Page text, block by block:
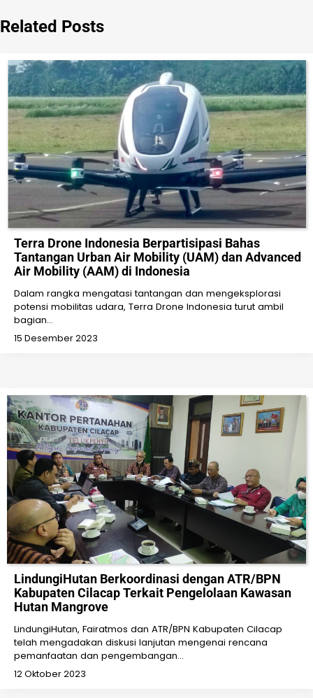
Related Posts
Terra Drone Indonesia Berpartisipasi Bahas
Tantangan Urban Air Mobility (UAM) dan Advanced
Air Mobility (AAM) di Indonesia
Dalam rangka mengatasi tantangan dan mengeksplorasi
potensi mobilitas udara, Terra Drone Indonesia turut ambil
bagian…
15 Desember 2023
LindungiHutan Berkoordinasi dengan ATR/BPN
Kabupaten Cilacap Terkait Pengelolaan Kawasan
Hutan Mangrove
LindungiHutan, Fairatmos dan ATR/BPN Kabupaten Cilacap
telah mengadakan diskusi lanjutan mengenai rencana
pemanfaatan dan pengembangan…
12 Oktober 2023